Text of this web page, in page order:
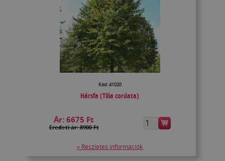
Kód: 41020
Hársfa (Tilia cordata)
Ár:6675 Ft
Eredeti ár: 8900 Ft
» Részletes információk